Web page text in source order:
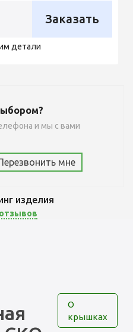
Заказать
детали
и мы с вами
мне
изделия
О
крышках